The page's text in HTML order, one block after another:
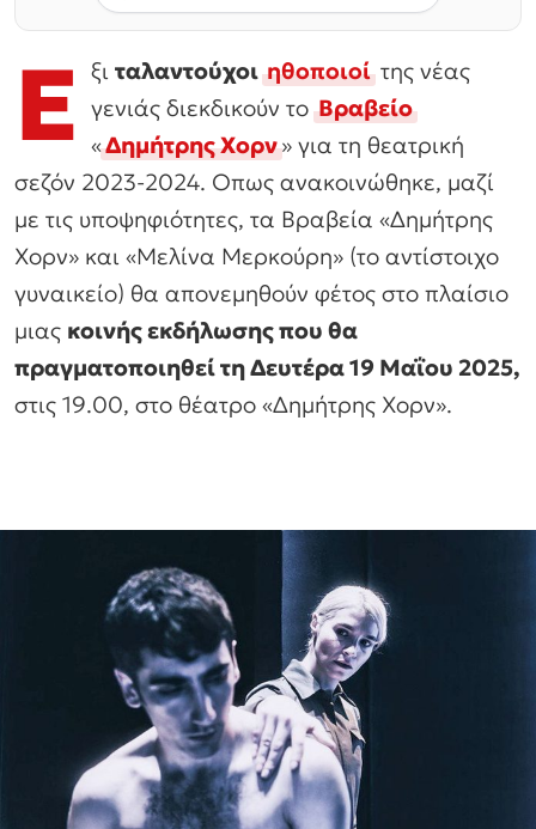
Ε ξι ταλαντούχοιηθοποιοίτης νέας
γενιάς διεκδικούν τοΒραβείο
«Δημήτρης Χορν» για τη θεατρική
σεζόν 2023-2024. Οπως ανακοινώθηκε, μαζί
με τις υποψηφιότητες, τα Βραβεία «Δημήτρης
Χορν» και «Μελίνα Μερκούρη» (το αντίστοιχο
γυναικείο) θα απονεμηθούν φέτος στο πλαίσιο
μιας κοινής εκδήλωσης που θα
πραγματοποιηθεί τη Δευτέρα 19 Μαΐου 2025,
στις 19.00, στο θέατρο «Δημήτρης Χορν».